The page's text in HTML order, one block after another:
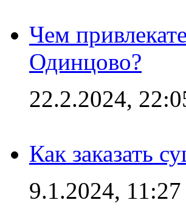
Чем
Одинцово?
22.2.2024,
Как заказать
9.1.2024, 11:27